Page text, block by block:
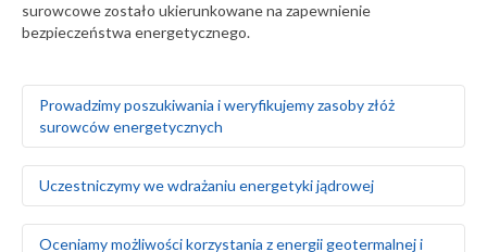
surowcowe zostało ukierunkowane na zapewnienie
bezpieczeństwa energetycznego.
Prowadzimy poszukiwania i weryfikujemy zasoby złóż
surowców energetycznych
węgla brunatnego i kamiennego
Opracowujemy nowe kryteria kwalifikacji zasobów węgla
Uczestniczymy we wdrażaniu energetyki jądrowej
Oceniamy możliwości korzystania z energii geotermalnej i